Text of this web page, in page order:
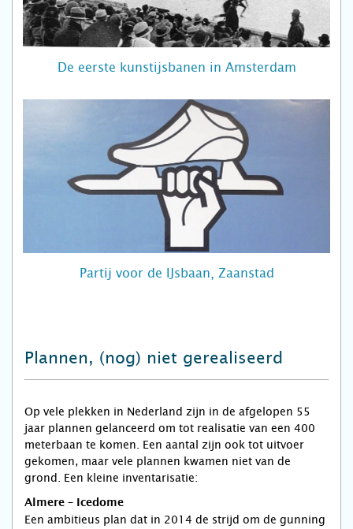
De eerste kunstijsbanen in Amsterdam
Partij voor de IJsbaan, Zaanstad
Plannen, (nog) niet gerealiseerd
Op vele plekken in Nederland zijn in de afgelopen 55
jaar plannen gelanceerd om tot realisatie van een 400
meterbaan te komen. Een aantal zijn ook tot uitvoer
gekomen, maar vele plannen kwamen niet van de
grond. Een kleine inventarisatie:
Almere – Icedome
Een ambitieus plan dat in 2014 de strijd om de gunning